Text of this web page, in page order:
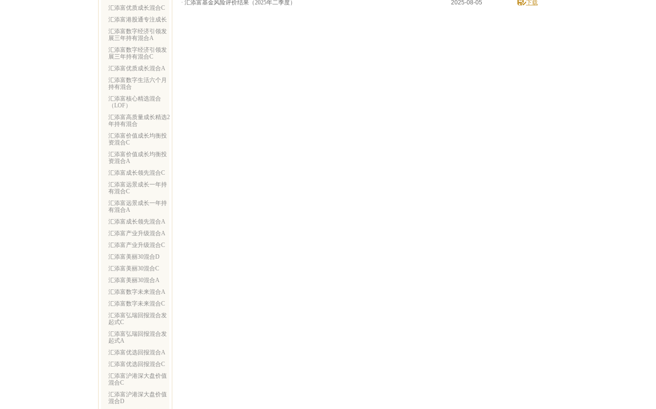
汇添富优质成长混合C
汇添富港股通专注成长
汇添富数字经济引领发
展三年持有混合A
汇添富数字经济引领发
展三年持有混合C
汇添富优质成长混合A
汇添富数字生活六个月
持有混合
汇添富核心精选混合
（LOF）
汇添富高质量成长精选2
年持有混合
汇添富价值成长均衡投
资混合C
汇添富价值成长均衡投
资混合A
汇添富成长领先混合C
汇添富远景成长一年持
有混合C
汇添富远景成长一年持
有混合A
汇添富成长领先混合A
汇添富产业升级混合A
汇添富产业升级混合C
汇添富美丽30混合D
汇添富美丽30混合C
汇添富美丽30混合A
汇添富数字未来混合A
汇添富数字未来混合C
汇添富弘瑞回报混合发
起式C
汇添富弘瑞回报混合发
起式A
汇添富优选回报混合A
汇添富优选回报混合C
汇添富沪港深大盘价值
混合C
汇添富沪港深大盘价值
混合D
· 汇添富基金风险评价结果（2025年二季度） 2025-08-05 下载